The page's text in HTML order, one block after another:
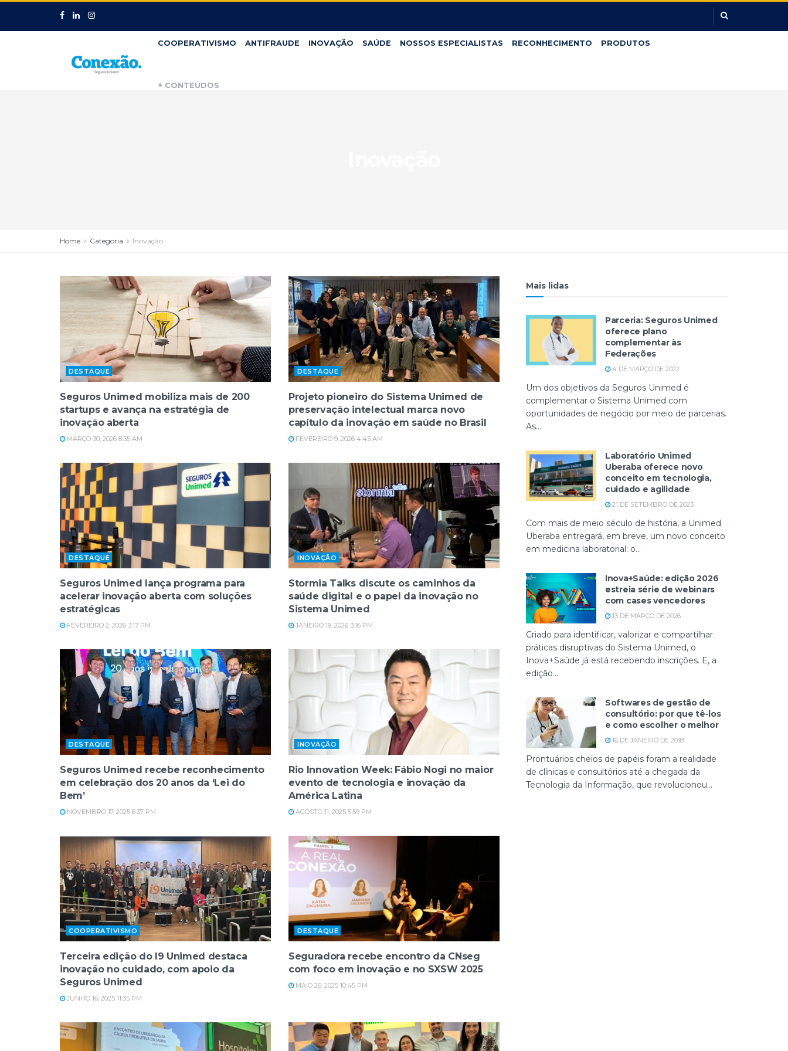
COOPERATIVISMO ANTIFRAUDE INOVAÇÃO SAÚDE NOSSOS ESPECIALISTAS RECONHECIMENTO PRODUTOS
+ CONTEÚDOS
Home Categoria Inovação
DESTAQUE
Seguros Unimed mobiliza mais de 200
startups e avança na estratégia de
inovação aberta
MARÇO 30, 2026 8:35 AM
DESTAQUE
Projeto pioneiro do Sistema Unimed de
preservação intelectual marca novo
capítulo da inovação em saúde no Brasil
FEVEREIRO 9, 2026 4:45 AM
DESTAQUE
Seguros Unimed lança programa para
acelerar inovação aberta com soluções
estratégicas
FEVEREIRO 2, 2026 3:17 PM
INOVAÇÃO
Stormia Talks discute os caminhos da
saúde digital e o papel da inovação no
Sistema Unimed
JANEIRO 19, 2026 3:16 PM
DESTAQUE
Seguros Unimed recebe reconhecimento
em celebração dos 20 anos da ‘Lei do
Bem’
NOVEMBRO 17, 2025 6:37 PM
INOVAÇÃO
Rio Innovation Week: Fábio Nogi no maior
evento de tecnologia e inovação da
América Latina
AGOSTO 11, 2025 5:59 PM
COOPERATIVISMO
Terceira edição do I9 Unimed destaca
inovação no cuidado, com apoio da
Seguros Unimed
JUNHO 16, 2025 11:35 PM
DESTAQUE
Seguradora recebe encontro da CNseg
com foco em inovação e no SXSW 2025
MAIO 26, 2025 10:45 PM
Mais lidas
Parceria: Seguros Unimed
oferece plano
complementar às
Federações
4 DE MARÇO DE 2022
Um dos objetivos da Seguros Unimed é
complementar o Sistema Unimed com
oportunidades de negócio por meio de parcerias.
As...
Laboratório Unimed
Uberaba oferece novo
conceito em tecnologia,
cuidado e agilidade
21 DE SETEMBRO DE 2023
Com mais de meio século de história, a Unimed
Uberaba entregará, em breve, um novo conceito
em medicina laboratorial: o...
Inova+Saúde: edição 2026
estreia série de webinars
com cases vencedores
13 DE MARÇO DE 2026
Criado para identificar, valorizar e compartilhar
práticas disruptivas do Sistema Unimed, o
Inova+Saúde já está recebendo inscrições. E, a
edição...
Softwares de gestão de
consultório: por que tê-los
e como escolher o melhor
16 DE JANEIRO DE 2018
Prontuários cheios de papéis foram a realidade
de clínicas e consultórios até a chegada da
Tecnologia da Informação, que revolucionou...